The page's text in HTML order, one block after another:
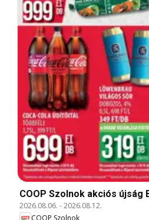
COOP Szolnok akciós újság
2026.08.06. -2026.08.12.